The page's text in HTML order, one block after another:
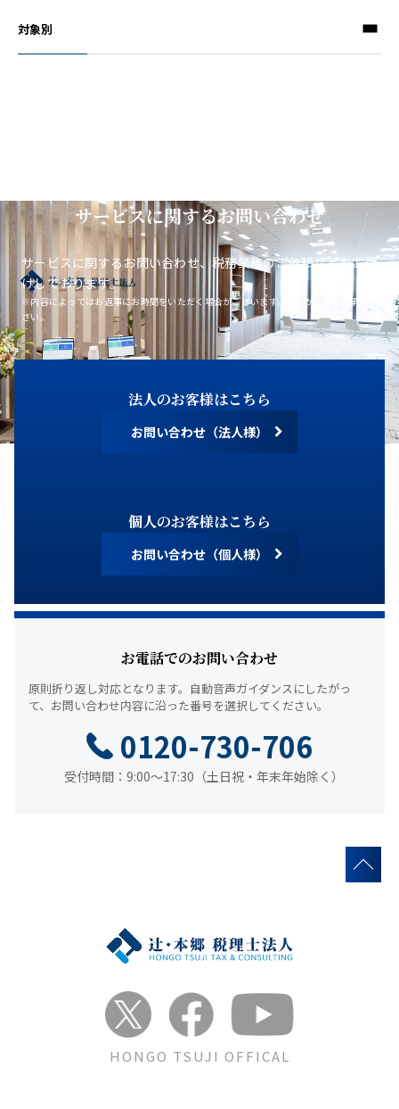
対象別
サービスに関するお問い合わせ
サービスに関するお問い合わせ、税務業務のご依頼などをお受
けしております。
※内容によってはお返事にお時間をいただく場合がございます。あらかじめご了承くだ
さい。
法人のお客様はこちら
お問い合わせ（法人様）
個人のお客様はこちら
お問い合わせ（個人様）
お電話でのお問い合わせ
0120-730-706
受付時間：9:00～17:30（土日祝・年末年始除く）
原則折り返し対応となります。 自動音声ガイダンスにしたがっ
て、 お問い合わせ内容に沿った番号を選択してください。
HONGO TSUJI OFFICAL